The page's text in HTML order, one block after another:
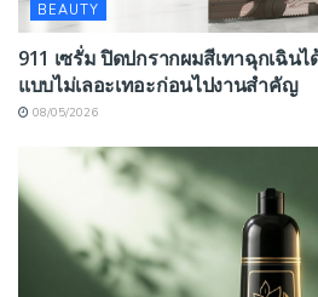
BEAUTY
911 เซรั่ม ปิดปกรากผมสีเทาฉุกเฉิน
แบบไม่เลอะเทอะก่อนไปงานสำคัญ
08/05/2026